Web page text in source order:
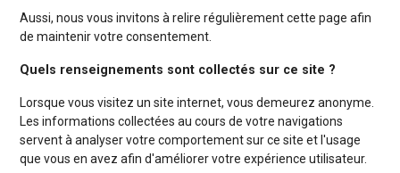
Aussi, nous vous invitons à relire régulièrement cette page afin
de maintenir votre consentement.
Quels renseignements sont collectés sur ce site ?
Lorsque vous visitez un site internet, vous demeurez anonyme.
Les informations collectées au cours de votre navigations
servent à analyser votre comportement sur ce site et l'usage
que vous en avez afin d'améliorer votre expérience utilisateur.